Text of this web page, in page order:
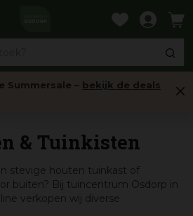
Summersale – bekijk de deals
& Tuinkisten
stevige houten tuinkast of
buiten? Bij tuincentrum Osdorp in
verkopen wij diverse